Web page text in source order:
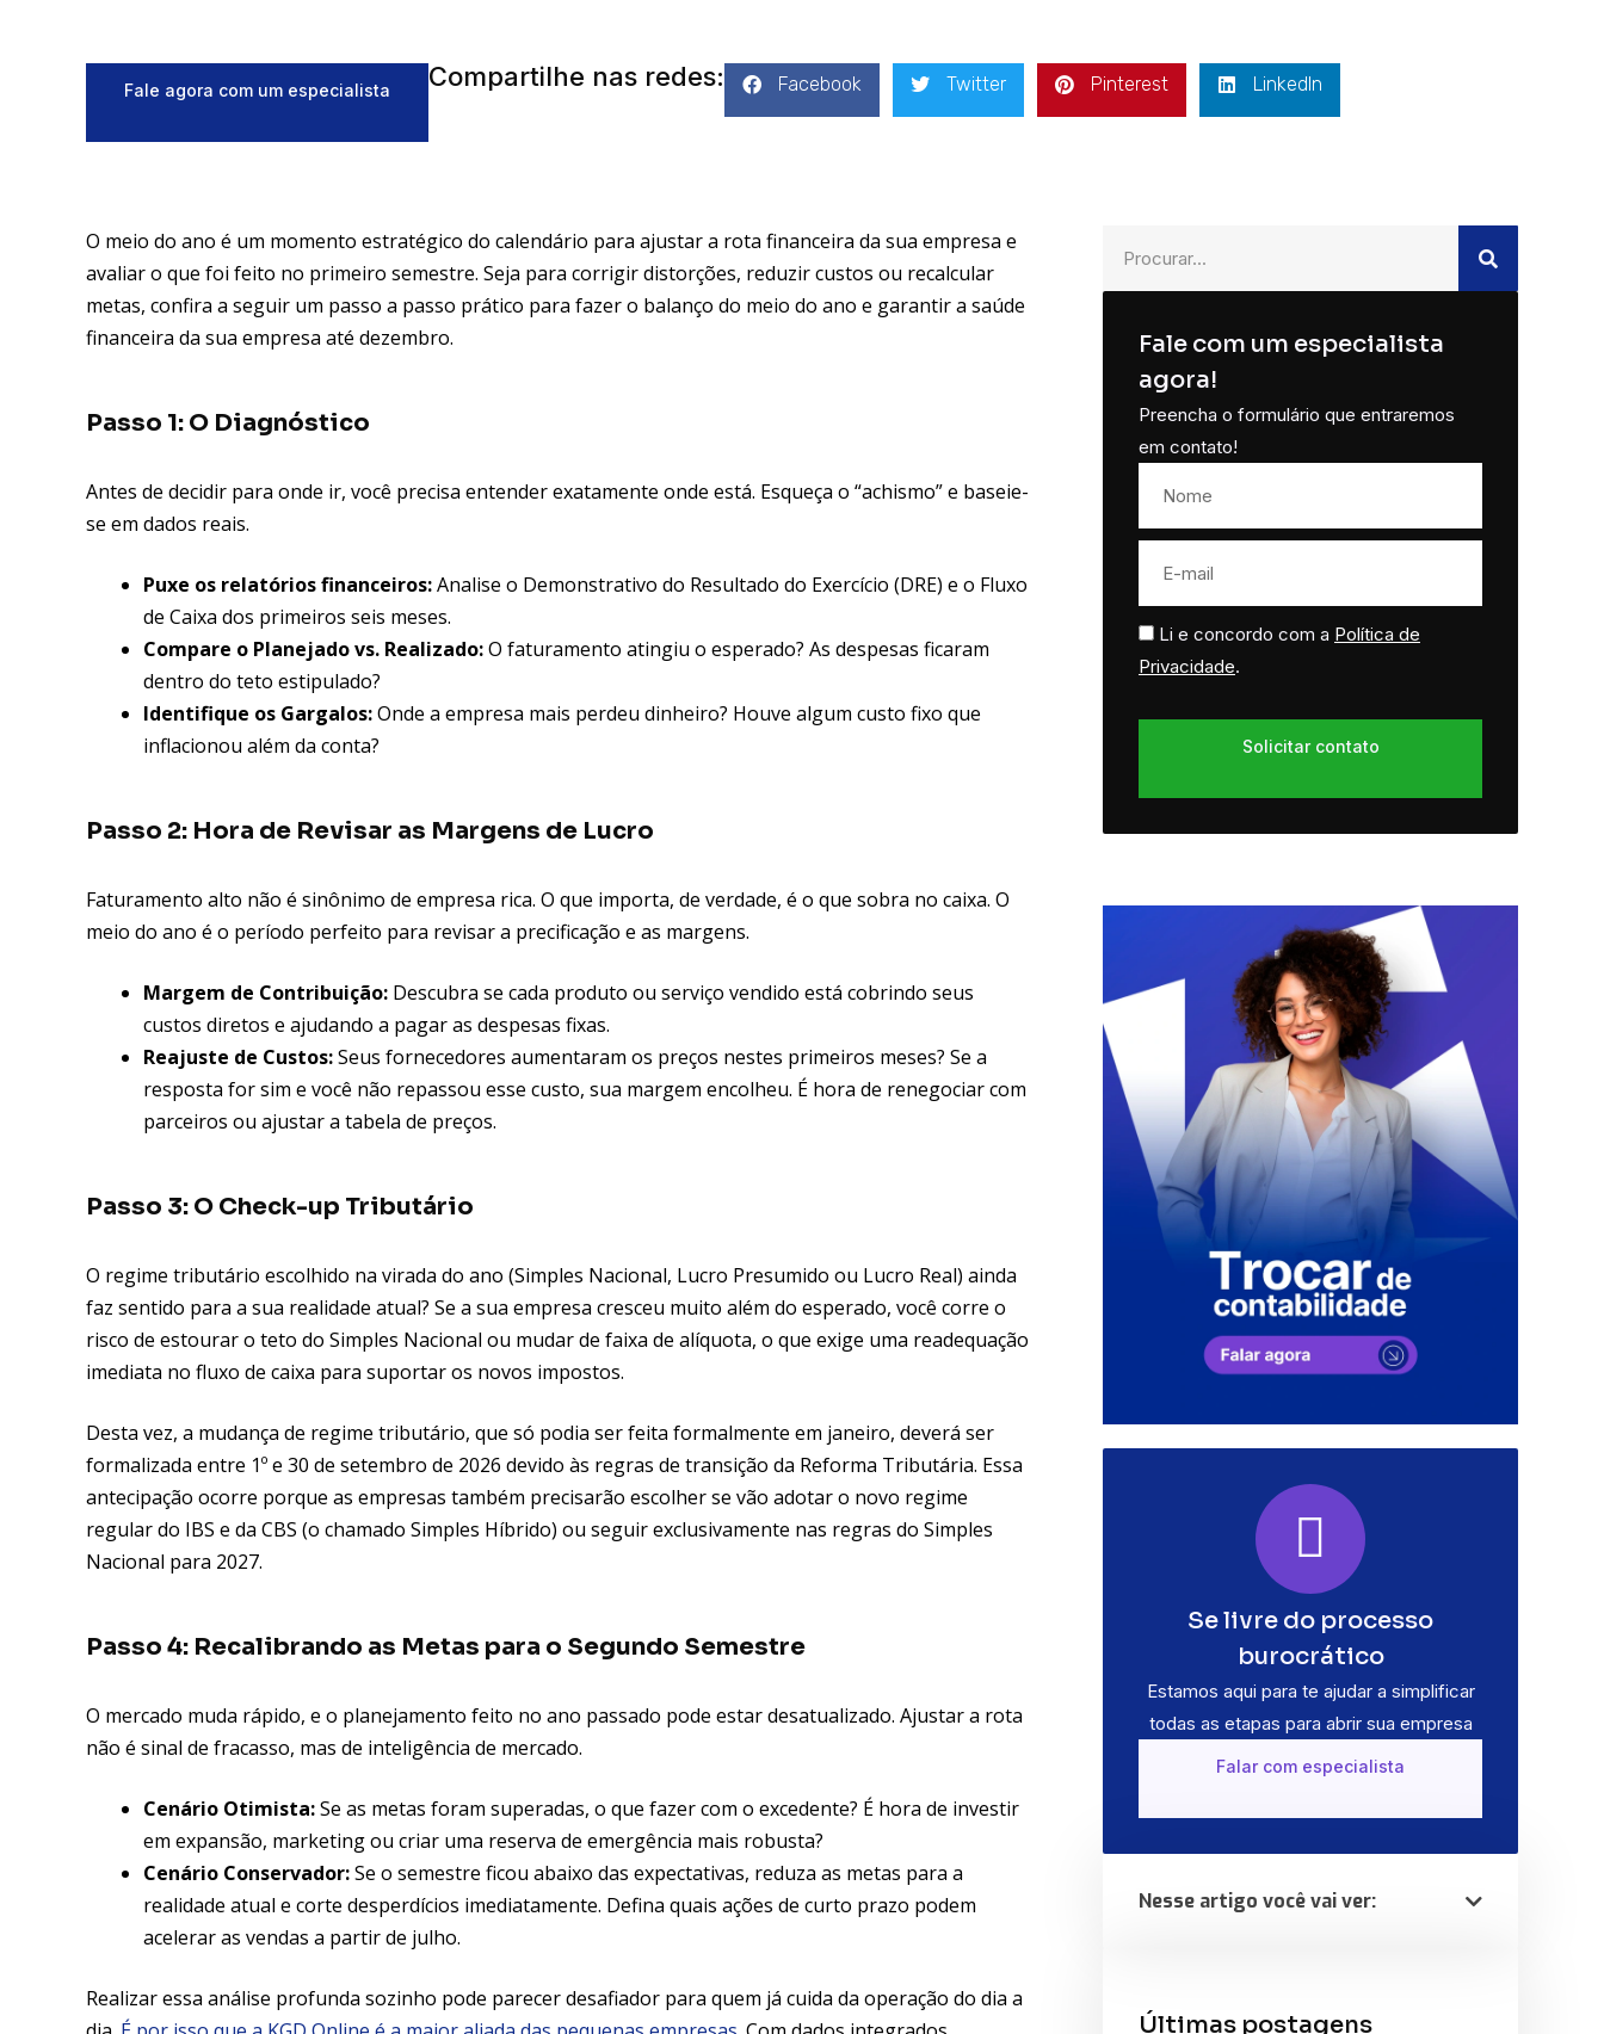
Fale agora com um especialista Compartilhe nas redes: Facebook Twitter Pinterest LinkedIn
O meio do ano é um momento estratégico do calendário para ajustar a rota financeira da sua empresa e
avaliar o que foi feito no primeiro semestre. Seja para corrigir distorções, reduzir custos ou recalcular
metas, confira a seguir um passo a passo prático para fazer o balanço do meio do ano e garantir a saúde
financeira da sua empresa até dezembro.
Passo 1: O Diagnóstico
Antes de decidir para onde ir, você precisa entender exatamente onde está. Esqueça o “achismo” e baseie-
se em dados reais.
Puxe os relatórios financeiros:Analise o Demonstrativo do Resultado do Exercício (DRE) e o Fluxo
de Caixa dos primeiros seis meses.
Compare o Planejado vs. Realizado:O faturamento atingiu o esperado? As despesas ficaram
dentro do teto estipulado?
Identifique os Gargalos:Onde a empresa mais perdeu dinheiro? Houve algum custo fixo que
inflacionou além da conta?
Passo 2: Hora de Revisar as Margens de Lucro
Faturamento alto não é sinônimo de empresa rica. O que importa, de verdade, é o que sobra no caixa. O
meio do ano é o período perfeito para revisar a precificação e as margens.
Margem de Contribuição: Descubra se cada produto ou serviço vendido está cobrindo seus
custos diretos e ajudando a pagar as despesas fixas.
Reajuste de Custos:Seus fornecedores aumentaram os preços nestes primeiros meses? Se a
resposta for sim e você não repassou esse custo, sua margem encolheu. É hora de renegociar com
parceiros ou ajustar a tabela de preços.
Passo 3: O Check-up Tributário
O regime tributário escolhido na virada do ano (Simples Nacional, Lucro Presumido ou Lucro Real) ainda
faz sentido para a sua realidade atual? Se a sua empresa cresceu muito além do esperado, você corre o
risco de estourar o teto do Simples Nacional ou mudar de faixa de alíquota, o que exige uma readequação
imediata no fluxo de caixa para suportar os novos impostos.
Desta vez, a mudança de regime tributário, que só podia ser feita formalmente em janeiro, deverá ser
formalizada entre 1º e 30 de setembro de 2026 devido às regras de transição da Reforma Tributária. Essa
antecipação ocorre porque as empresas também precisarão escolher se vão adotar o novo regime
regular do IBS e da CBS (o chamado Simples Híbrido) ou seguir exclusivamente nas regras do Simples
Nacional para 2027.
Passo 4: Recalibrando as Metas para o Segundo Semestre
O mercado muda rápido, e o planejamento feito no ano passado pode estar desatualizado. Ajustar a rota
não é sinal de fracasso, mas de inteligência de mercado.
Cenário Otimista:Se as metas foram superadas, o que fazer com o excedente? É hora de investir
em expansão, marketing ou criar uma reserva de emergência mais robusta?
Cenário Conservador:Se o semestre ficou abaixo das expectativas, reduza as metas para a
realidade atual e corte desperdícios imediatamente. Defina quais ações de curto prazo podem
acelerar as vendas a partir de julho.
Realizar essa análise profunda sozinho pode parecer desafiador para quem já cuida da operação do dia a
Fale com um especialista
agora!
Preencha o formulário que entraremos
em contato!
Li e concordo com a Política de
Privacidade.
Solicitar contato
Se livre do processo
burocrático
Estamos aqui para te ajudar a simplificar
todas as etapas para abrir sua empresa
Falar com especialista
Nesse artigo você vai ver:
Últimas postagens